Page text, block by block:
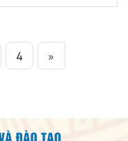
4 »